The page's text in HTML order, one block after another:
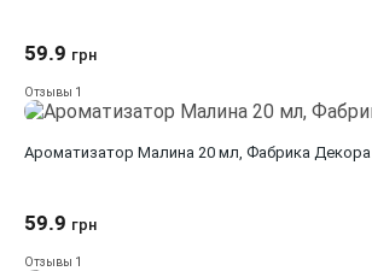
59.9 грн
Отзывы 1
Aроматизатор Малина 20 мл, Фабрика Декора
59.9 грн
Отзывы 1